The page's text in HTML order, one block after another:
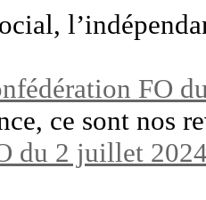
FO
ce sont nos
du 2 juillet